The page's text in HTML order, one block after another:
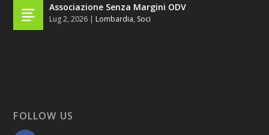
Associazione Senza Margini ODV
Lug 2, 2026 | Lombardia, Soci
FOLLOW US